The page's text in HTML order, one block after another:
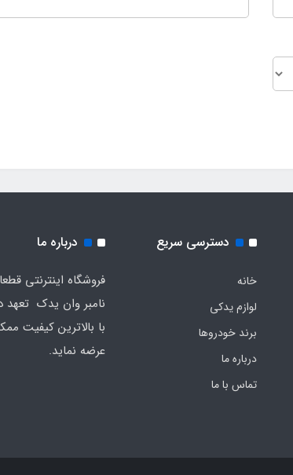
دسترسی سریع
خانه
لوازم یدکی
برند خودروها
درباره ما
تماس با ما
درباره ما
فروشگاه اینترنتی
نامبر وان یدک تعهد
با بالاترین کیفیت
عرضه نماید.